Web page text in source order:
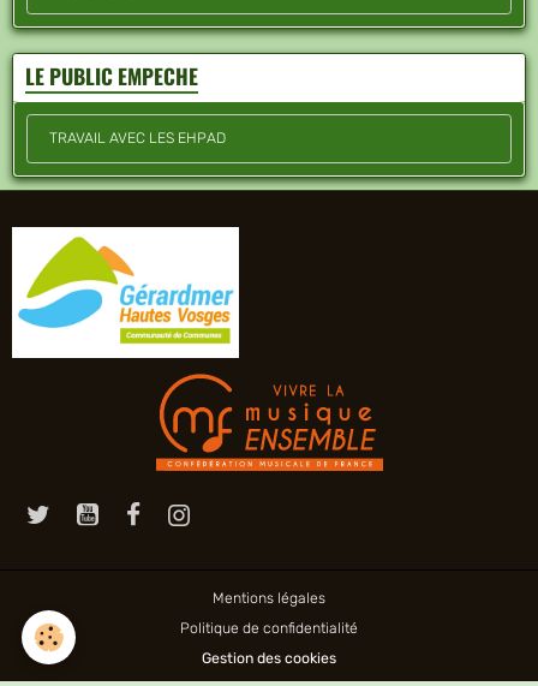
LE PUBLIC EMPECHE
TRAVAIL AVEC LES EHPAD
Mentions légales
Politique de confidentialité
Gestion des cookies